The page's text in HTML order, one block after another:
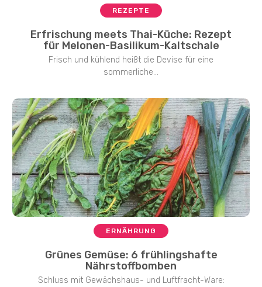
REZEPTE
Erfrischung meets Thai-Küche: Rezept
für Melonen-Basilikum-Kaltschale
Frisch und kühlend heißt die Devise für eine
sommerliche...
ERNÄHRUNG
Grünes Gemüse: 6 frühlingshafte
Nährstoffbomben
Schluss mit Gewächshaus- und Luftfracht-Ware: